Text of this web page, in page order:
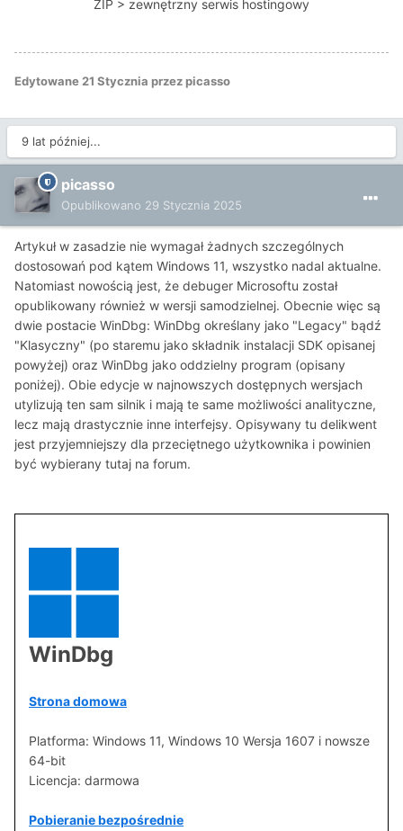
ZIP > zewnętrzny serwis hostingowy
Edytowane21 Stycznia przez picasso
9 lat później...
picasso
Opublikowano 29 Stycznia 2025
Artykuł w zasadzie nie wymagał żadnych szczególnych
dostosowań pod kątem Windows 11, wszystko nadal aktualne.
Natomiast nowością jest, że debuger Microsoftu został
opublikowany również w wersji samodzielnej. Obecnie więc są
dwie postacie WinDbg: WinDbg określany jako "Legacy" bądź
"Klasyczny" (po staremu jako składnik instalacji SDK opisanej
powyżej) oraz WinDbg jako oddzielny program (opisany
poniżej). Obie edycje w najnowszych dostępnych wersjach
utylizują ten sam silnik i mają te same możliwości analityczne,
lecz mają drastycznie inne interfejsy. Opisywany tu delikwent
jest przyjemniejszy dla przeciętnego użytkownika i powinien
być wybierany tutaj na forum.
WinDbg
Strona domowa
Platforma: Windows 11, Windows 10 Wersja 1607 i nowsze
64-bit
Licencja: darmowa
Pobieranie bezpośrednie